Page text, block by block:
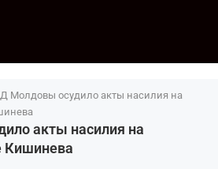
Молдовы осудило акты насилия на
акты насилия на
Кишинева